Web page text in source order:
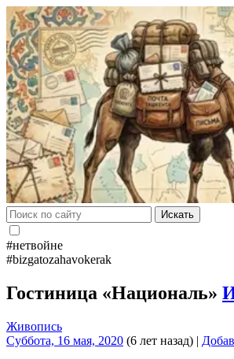
Искать
#нетвойне
#bizgatozahavokerak
Гостиница «Националь»
Живопись
Суббота, 16 мая, 2020 (6 лет назад) |